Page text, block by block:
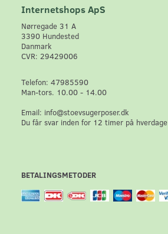
Internetshops ApS
Nørregade 31 A
3390 Hundested
Danmark
CVR: 29429006
Telefon: 47985590
Man-tors. 10.00 - 14.00
Email: info@stoevsugerposer.dk
Du får svar inden for 12 timer på hverdage
BETALINGSMETODER